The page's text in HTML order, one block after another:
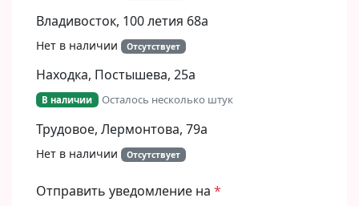
Владивосток, 100 летия 68а
Нет в наличии Отсутствует
Находка, Постышева, 25а
В наличии Осталось несколько штук
Трудовое, Лермонтова, 79а
Нет в наличии Отсутствует
Отправить уведомление на